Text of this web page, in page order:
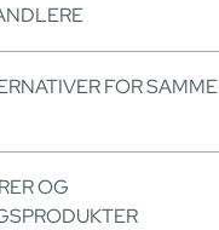
FOR SAMME
OG